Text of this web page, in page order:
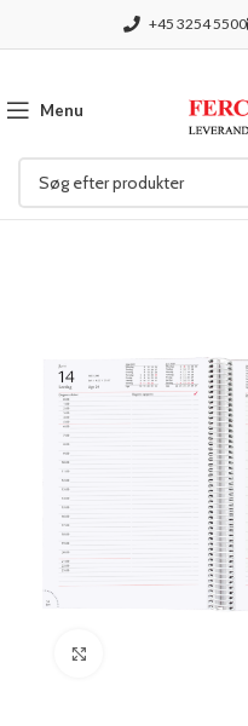
+45 3254 5500
Menu